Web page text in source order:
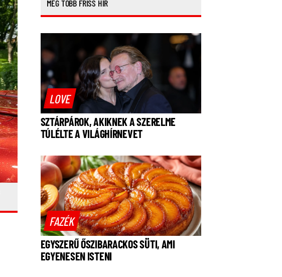
MÉG TÖBB FRISS HÍR
LOVE
SZTÁRPÁROK, AKIKNEK A SZERELME
TÚLÉLTE A VILÁGHÍRNEVET
FAZÉK
EGYSZERŰ ŐSZIBARACKOS SÜTI, AMI
EGYENESEN ISTENI